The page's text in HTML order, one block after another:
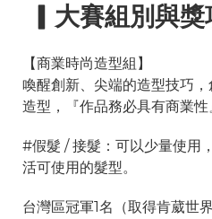
▎大賽組別與獎
【商業時尚造型組】
喚醒創新、尖端的造型技巧
造型，『作品務必具有商業性
#假髮 / 接髮：可以少量使用
活可使用的髮型。
台灣區冠軍1名（取得肯葳世